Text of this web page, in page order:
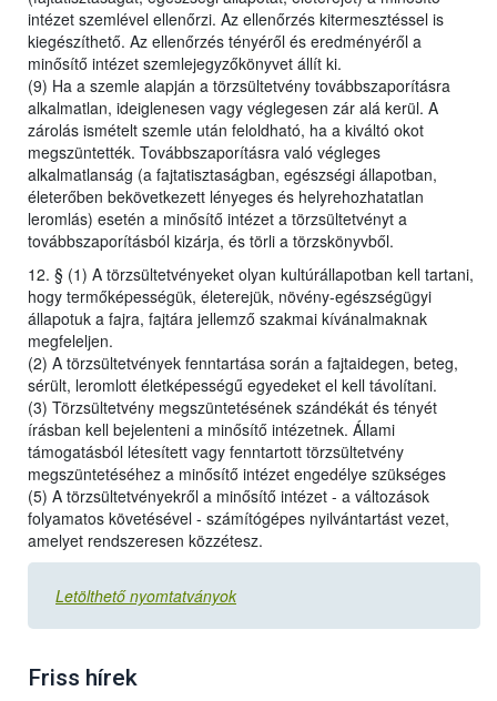
intézet szemlével ellenőrzi. Az ellenőrzés kitermesztéssel is
kiegészíthető. Az ellenőrzés tényéről és eredményéről a
minősítő intézet szemlejegyzőkönyvet állít ki.
(9) Ha a szemle alapján a törzsültetvény továbbszaporításra
alkalmatlan, ideiglenesen vagy véglegesen zár alá kerül. A
zárolás ismételt szemle után feloldható, ha a kiváltó okot
megszüntették. Továbbszaporításra való végleges
alkalmatlanság (a fajtatisztaságban, egészségi állapotban,
életerőben bekövetkezett lényeges és helyrehozhatatlan
leromlás) esetén a minősítő intézet a törzsültetvényt a
továbbszaporításból kizárja, és törli a törzskönyvből.
12. § (1) A törzsültetvényeket olyan kultúrállapotban kell tartani,
hogy termőképességük, életerejük, növény-egészségügyi
állapotuk a fajra, fajtára jellemző szakmai kívánalmaknak
megfeleljen.
(2) A törzsültetvények fenntartása során a fajtaidegen, beteg,
sérült, leromlott életképességű egyedeket el kell távolítani.
(3) Törzsültetvény megszüntetésének szándékát és tényét
írásban kell bejelenteni a minősítő intézetnek. Állami
támogatásból létesített vagy fenntartott törzsültetvény
megszüntetéséhez a minősítő intézet engedélye szükséges
(5) A törzsültetvényekről a minősítő intézet - a változások
folyamatos követésével - számítógépes nyilvántartást vezet,
amelyet rendszeresen közzétesz.
Letölthető nyomtatványok
Friss hírek